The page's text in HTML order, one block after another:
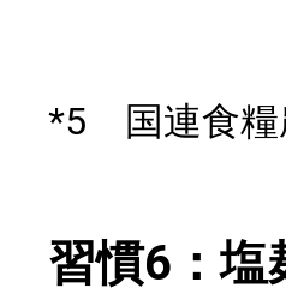
*5 国連食糧
習慣6：塩